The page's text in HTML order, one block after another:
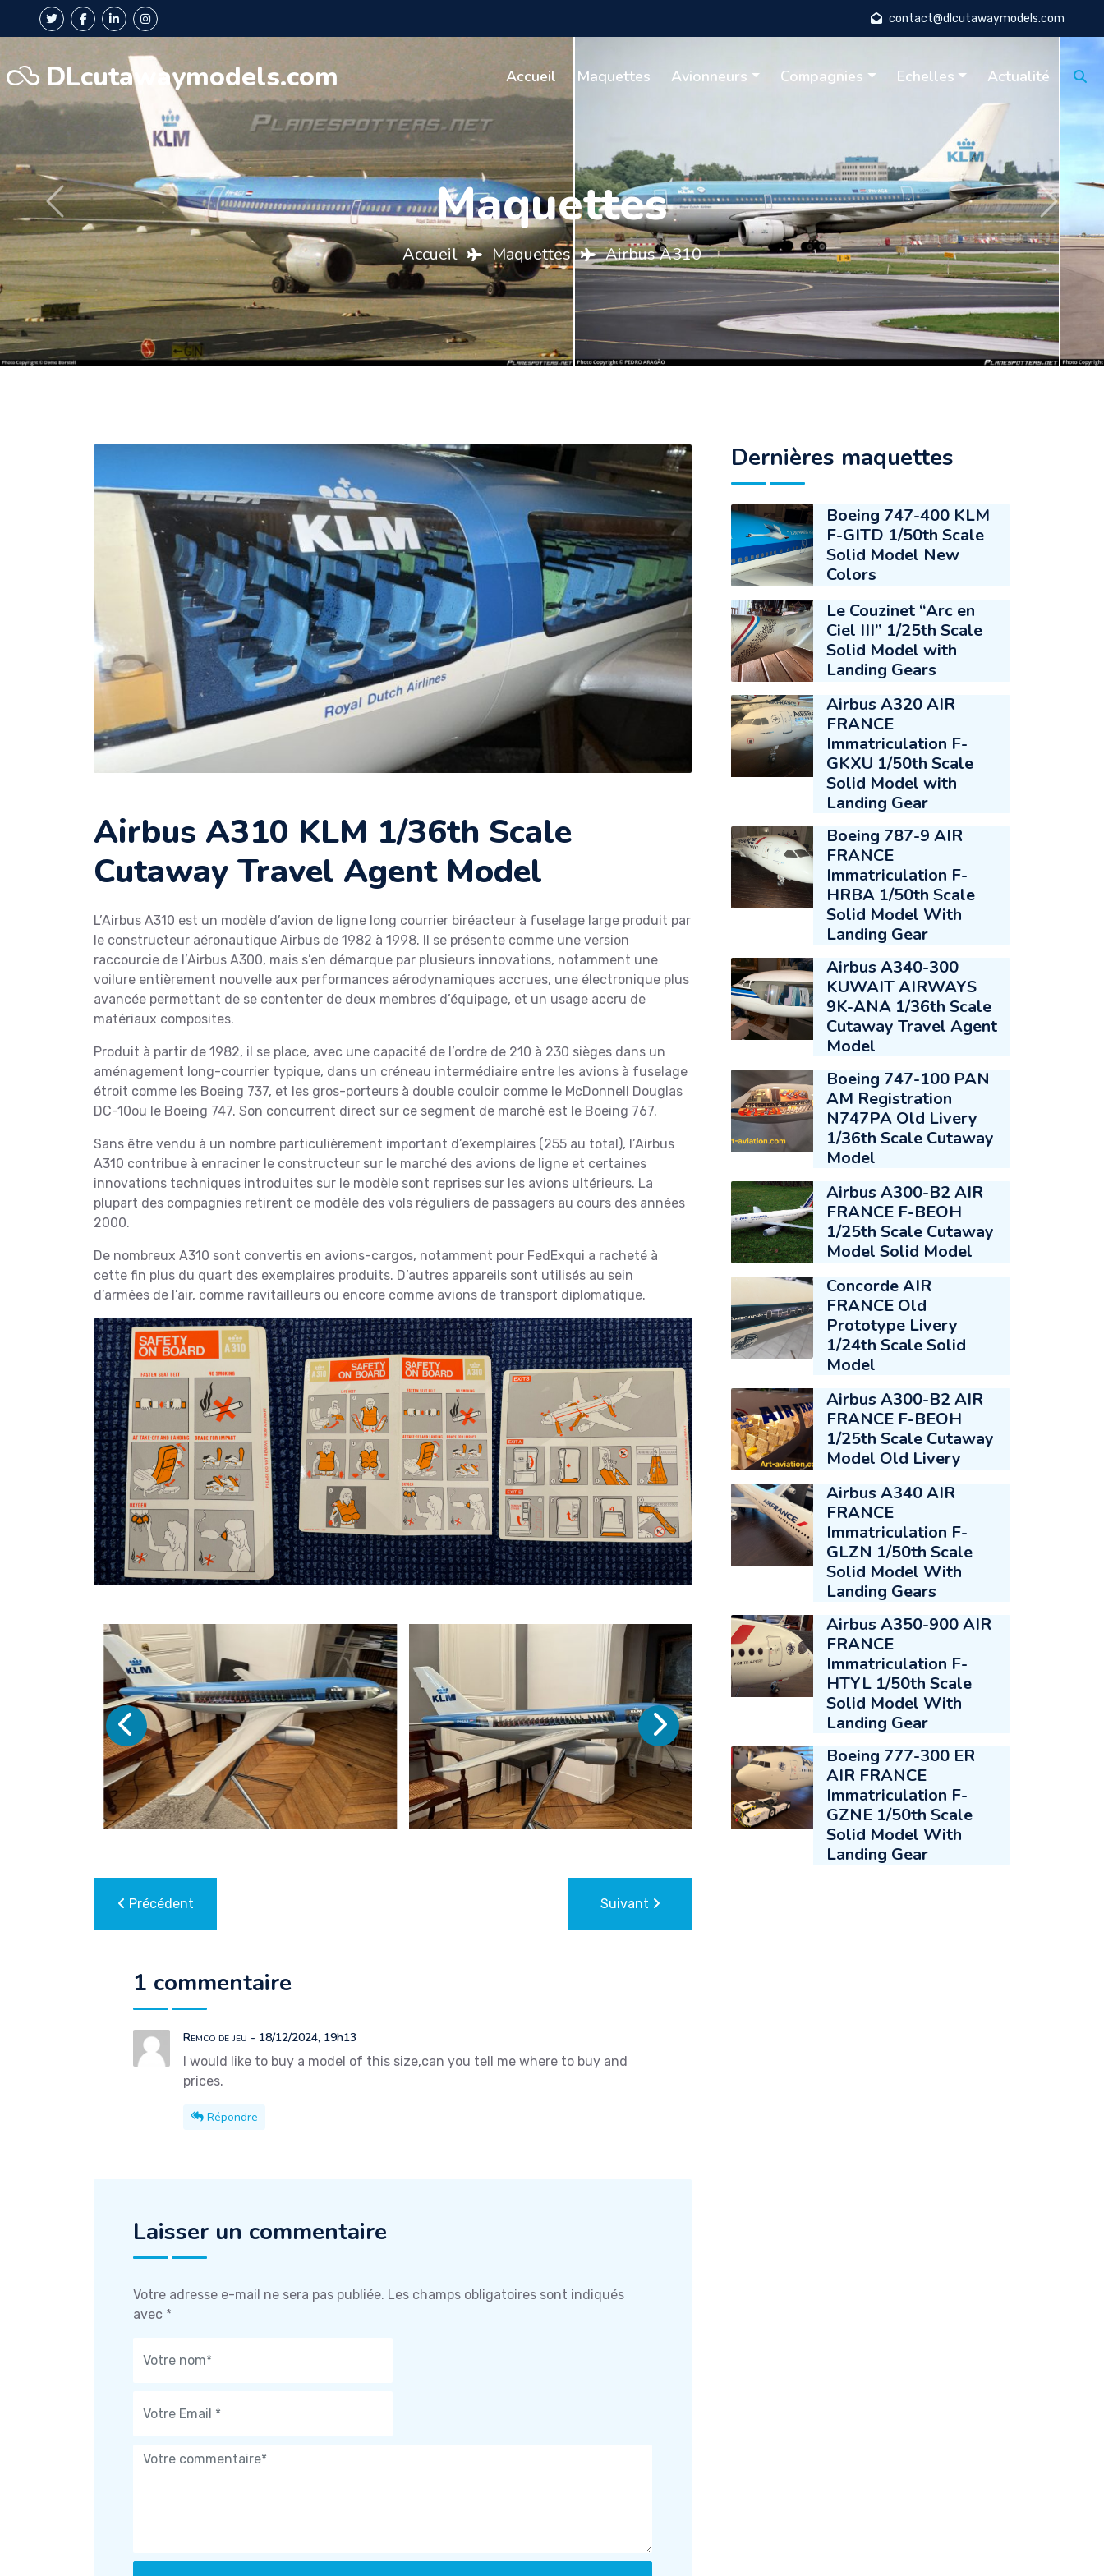
contact@dlcutawaymodels.com
DLcutawaymodels.com Accueil Maquettes Avionneurs Compagnies Echelles Actualité
Maquettes
Accueil Maquettes Airbus A310
Précédent Suivant
Airbus A310 KLM 1/36th Scale
Cutaway Travel Agent Model
L’Airbus A310 est un modèle d’avion de ligne long courrier biréacteur à fuselage large produit par
le constructeur aéronautique Airbus de 1982 à 1998. Il se présente comme une version
raccourcie de l’Airbus A300, mais s’en démarque par plusieurs innovations, notamment une
voilure entièrement nouvelle aux performances aérodynamiques accrues, une électronique plus
avancée permettant de se contenter de deux membres d’équipage, et un usage accru de
matériaux composites.
Produit à partir de 1982, il se place, avec une capacité de l’ordre de 210 à 230 sièges dans un
aménagement long-courrier typique, dans un créneau intermédiaire entre les avions à fuselage
étroit comme les Boeing 737, et les gros-porteurs à double couloir comme le McDonnell Douglas
DC-10ou le Boeing 747. Son concurrent direct sur ce segment de marché est le Boeing 767.
Sans être vendu à un nombre particulièrement important d’exemplaires (255 au total), l’Airbus
A310 contribue à enraciner le constructeur sur le marché des avions de ligne et certaines
innovations techniques introduites sur le modèle sont reprises sur les avions ultérieurs. La
plupart des compagnies retirent ce modèle des vols réguliers de passagers au cours des années
2000.
De nombreux A310 sont convertis en avions-cargos, notamment pour FedExqui a racheté à
cette fin plus du quart des exemplaires produits. D’autres appareils sont utilisés au sein
d’armées de l’air, comme ravitailleurs ou encore comme avions de transport diplomatique.
Précédent Suivant
1 commentaire
Remco de jeu - 18/12/2024, 19h13
I would like to buy a model of this size,can you tell me where to buy and
prices.
Répondre
Laisser un commentaire
Votre adresse e-mail ne sera pas publiée. Les champs obligatoires sont indiqués
avec *
Dernières maquettes
Boeing 747-400 KLM
F-GITD 1/50th Scale
Solid Model New
Colors
Le Couzinet “Arc en
Ciel III” 1/25th Scale
Solid Model with
Landing Gears
Airbus A320 AIR
FRANCE
Immatriculation F-
GKXU 1/50th Scale
Solid Model with
Landing Gear
Boeing 787-9 AIR
FRANCE
Immatriculation F-
HRBA 1/50th Scale
Solid Model With
Landing Gear
Airbus A340-300
KUWAIT AIRWAYS
9K-ANA 1/36th Scale
Cutaway Travel Agent
Model
Boeing 747-100 PAN
AM Registration
N747PA Old Livery
1/36th Scale Cutaway
Model
Airbus A300-B2 AIR
FRANCE F-BEOH
1/25th Scale Cutaway
Model Solid Model
Concorde AIR
FRANCE Old
Prototype Livery
1/24th Scale Solid
Model
Airbus A300-B2 AIR
FRANCE F-BEOH
1/25th Scale Cutaway
Model Old Livery
Airbus A340 AIR
FRANCE
Immatriculation F-
GLZN 1/50th Scale
Solid Model With
Landing Gears
Airbus A350-900 AIR
FRANCE
Immatriculation F-
HTYL 1/50th Scale
Solid Model With
Landing Gear
Boeing 777-300 ER
AIR FRANCE
Immatriculation F-
GZNE 1/50th Scale
Solid Model With
Landing Gear